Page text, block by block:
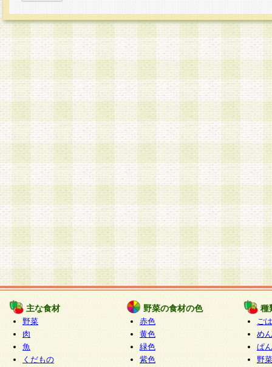
主な食材
野菜
肉
魚
くだもの
野菜の食材の色
赤色
黄色
緑色
紫色
種
ご
めん
ぱん
野